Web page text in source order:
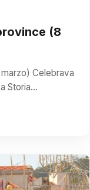
(8
Celebrava
Storia…